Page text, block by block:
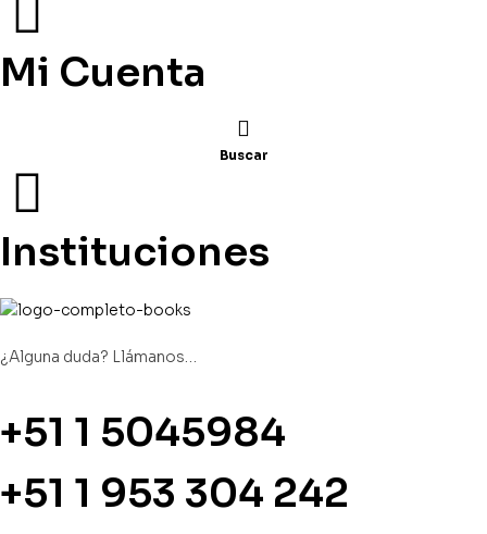
Mi Cuenta
Buscar
Instituciones
¿Alguna duda? Llámanos…
+51 1 5045984
+51 1 953 304 242